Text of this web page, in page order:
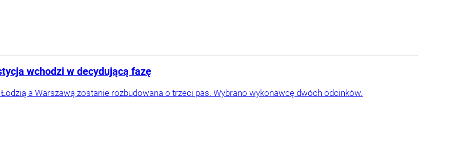
wchodzi w decydującą fazę
a Warszawą zostanie rozbudowana o trzeci pas. Wybrano wykonawcę dwóch odcinków.